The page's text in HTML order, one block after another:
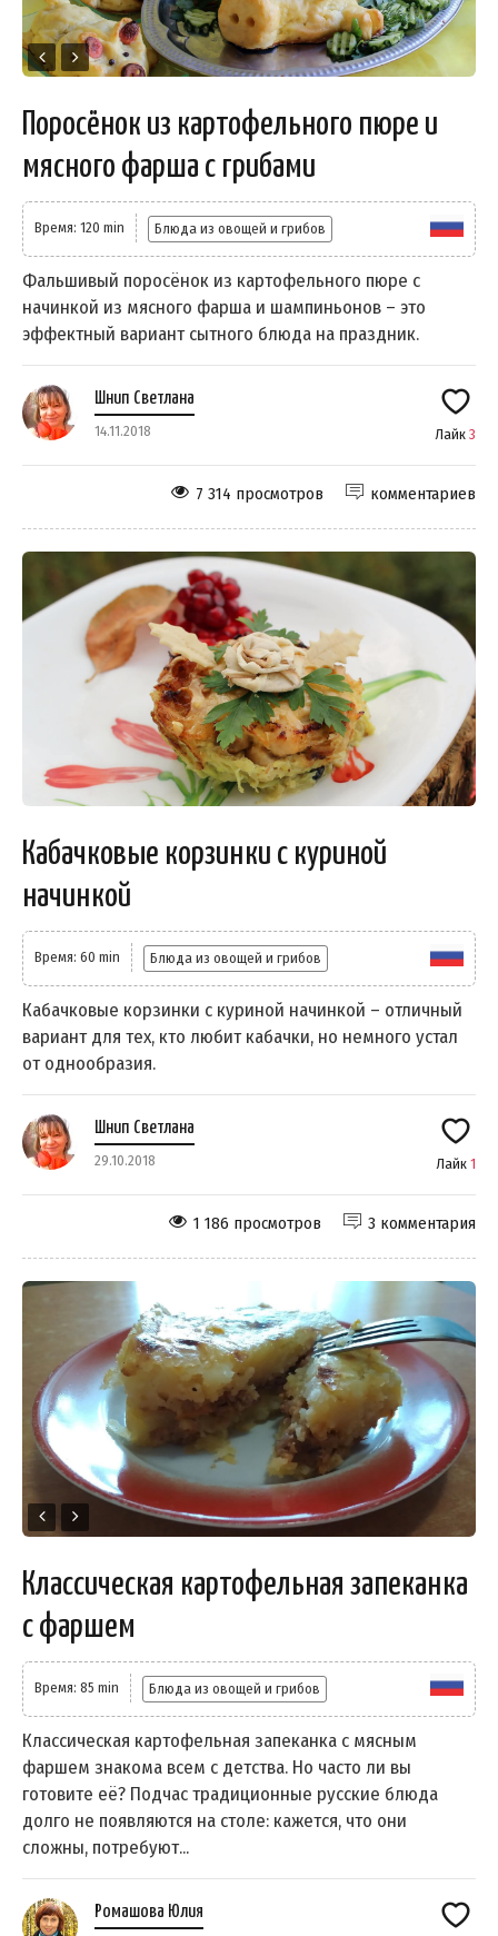
Поросёнок из картофельного пюре и
мясного фарша с грибами
Время: 120 min Блюда из овощей и грибов
Фальшивый поросёнок из картофельного пюре с
начинкой из мясного фарша и шампиньонов – это
эффектный вариант сытного блюда на праздник.
Шнип Светлана
14.11.2018 Лайк 3
комментариев
7 314 просмотров
Кабачковые корзинки с куриной
начинкой
Время: 60 min Блюда из овощей и грибов
Кабачковые корзинки с куриной начинкой – отличный
вариант для тех, кто любит кабачки, но немного устал
от однообразия.
Шнип Светлана
29.10.2018 Лайк 1
3 комментария
1 186 просмотров
Классическая картофельная запеканка
с фаршем
Время: 85 min Блюда из овощей и грибов
Классическая картофельная запеканка с мясным
фаршем знакома всем с детства. Но часто ли вы
готовите её? Подчас традиционные русские блюда
долго не появляются на столе: кажется, что они
сложны, потребуют...
Ромашова Юлия